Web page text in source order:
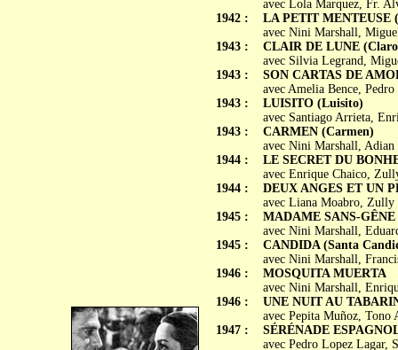
1942 :
1943 :
1943 :
1943 :
1943 :
1944 :
1944 :
1945 :
1945 :
1946 :
1946 :
1947 :
avec Lola Marquez, Fr.
LA PETIT MENTEUSE
avec Nini Marshall,
CLAIR DE LUNE
avec Silvia Legrand,
SON CARTAS DE
avec Amelia Bence,
LUISITO (Luisito)
avec Santiago Arrieta,
CARMEN (Carmen)
avec Nini Marshall, Adian
LE SECRET DU
avec Enrique Chaico,
DEUX ANGES ET UN
avec Liana Moabro, Zully
MADAME SANS-GÊNE
avec Nini Marshall,
CANDIDA (Santa
avec Nini Marshall,
MOSQUITA MUERTA
avec Nini Marshall,
UNE NUIT AU
avec Pepita Muñoz, Tono
SÉRÉNADE
avec Pedro Lopez Lagar,